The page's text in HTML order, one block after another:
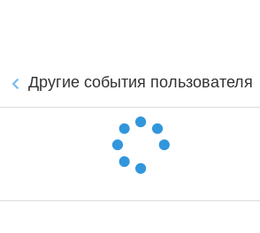
Другие события пользователя